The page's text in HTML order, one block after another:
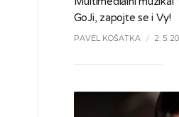
GoJi, zapojte se i Vy!
PAVEL KOŠATKA / 2. 5.